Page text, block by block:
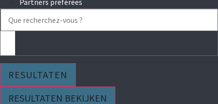
Partners préférées
Search
RESULTATEN
RESULTATEN BEKIJKEN